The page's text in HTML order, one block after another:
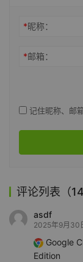
*昵称：
*邮箱：
记住昵称、邮
评论列表（14
asdf
2025年9月30
Google
Edition